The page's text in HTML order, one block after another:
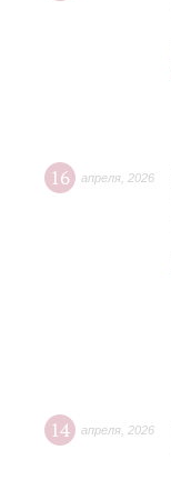
16 апреля 2026
14 апреля 2026